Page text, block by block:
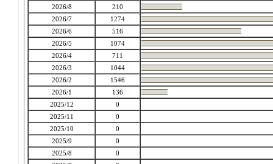
2026/8
210
2026/7
1274
2026/6
516
2026/5
1074
2026/4
711
2026/3
1044
2026/2
1546
2026/1
136
2025/12
0
2025/11
0
2025/10
0
2025/9
0
2025/8
0